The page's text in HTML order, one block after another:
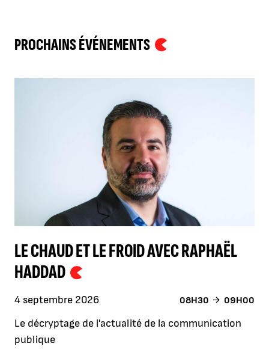
PROCHAINS ÉVÉNEMENTS
LE CHAUD ET LE FROID AVEC RAPHAËL
HADDAD
4 septembre 2026 08H30 09H00
Le décryptage de l'actualité de la communication
publique